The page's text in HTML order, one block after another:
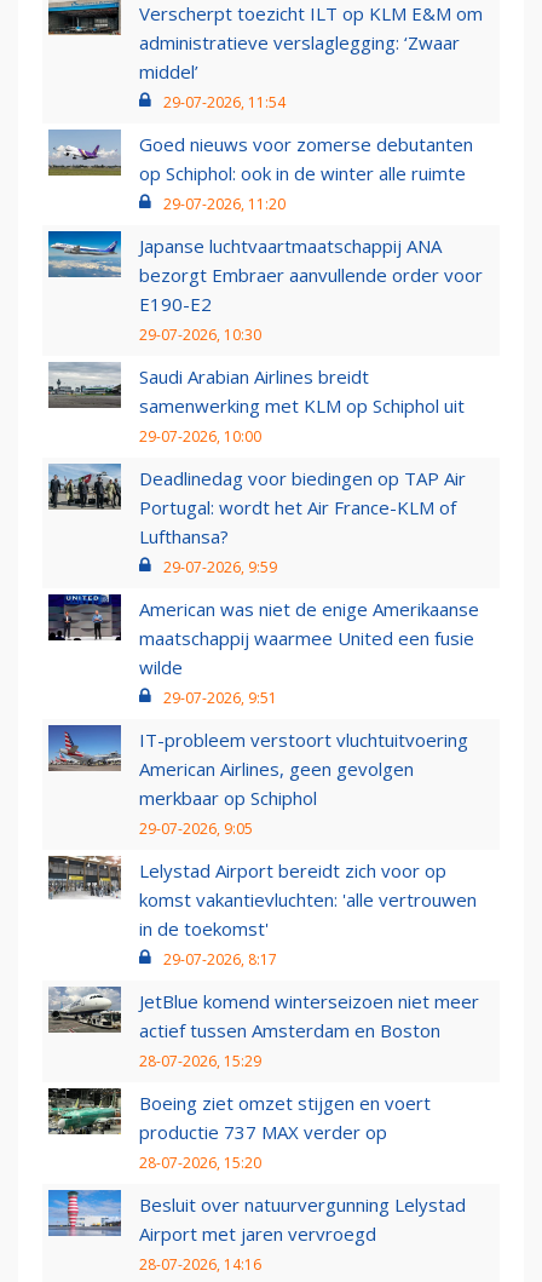
Verscherpt toezicht ILT op KLM E&M om
administratieve verslaglegging: ‘Zwaar
middel’
29-07-2026, 11:54
Goed nieuws voor zomerse debutanten
op Schiphol: ook in de winter alle ruimte
29-07-2026, 11:20
Japanse luchtvaartmaatschappij ANA
bezorgt Embraer aanvullende order voor
E190-E2
29-07-2026, 10:30
Saudi Arabian Airlines breidt
samenwerking met KLM op Schiphol uit
29-07-2026, 10:00
Deadlinedag voor biedingen op TAP Air
Portugal: wordt het Air France-KLM of
Lufthansa?
29-07-2026, 9:59
American was niet de enige Amerikaanse
maatschappij waarmee United een fusie
wilde
29-07-2026, 9:51
IT-probleem verstoort vluchtuitvoering
American Airlines, geen gevolgen
merkbaar op Schiphol
29-07-2026, 9:05
Lelystad Airport bereidt zich voor op
komst vakantievluchten: 'alle vertrouwen
in de toekomst'
29-07-2026, 8:17
JetBlue komend winterseizoen niet meer
actief tussen Amsterdam en Boston
28-07-2026, 15:29
Boeing ziet omzet stijgen en voert
productie 737 MAX verder op
28-07-2026, 15:20
Besluit over natuurvergunning Lelystad
Airport met jaren vervroegd
28-07-2026, 14:16